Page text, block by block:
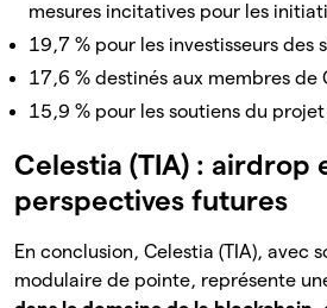
mesures incitatives pour les
19,7 % pour les investisseurs des
17,6 % destinés aux membres de
15,9 % pour les soutiens du projet
Celestia (TIA) : airdrop
perspectives futures
En conclusion, Celestia (TIA), avec
modulaire de pointe, représente